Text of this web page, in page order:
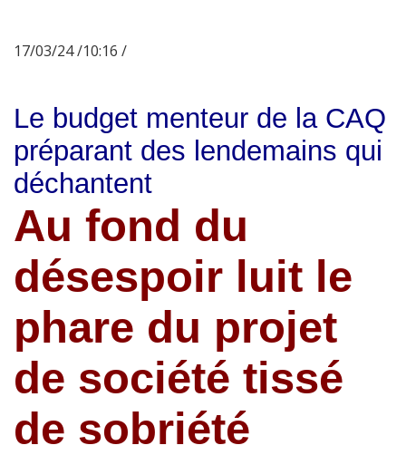
17/03/24 /10:16 /
Le budget menteur de la CAQ
préparant des lendemains qui
déchantent
Au fond du
désespoir luit le
phare du projet
de société tissé
de sobriété